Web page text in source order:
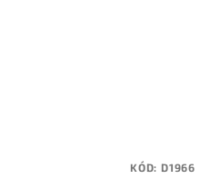
KÓD: D1966